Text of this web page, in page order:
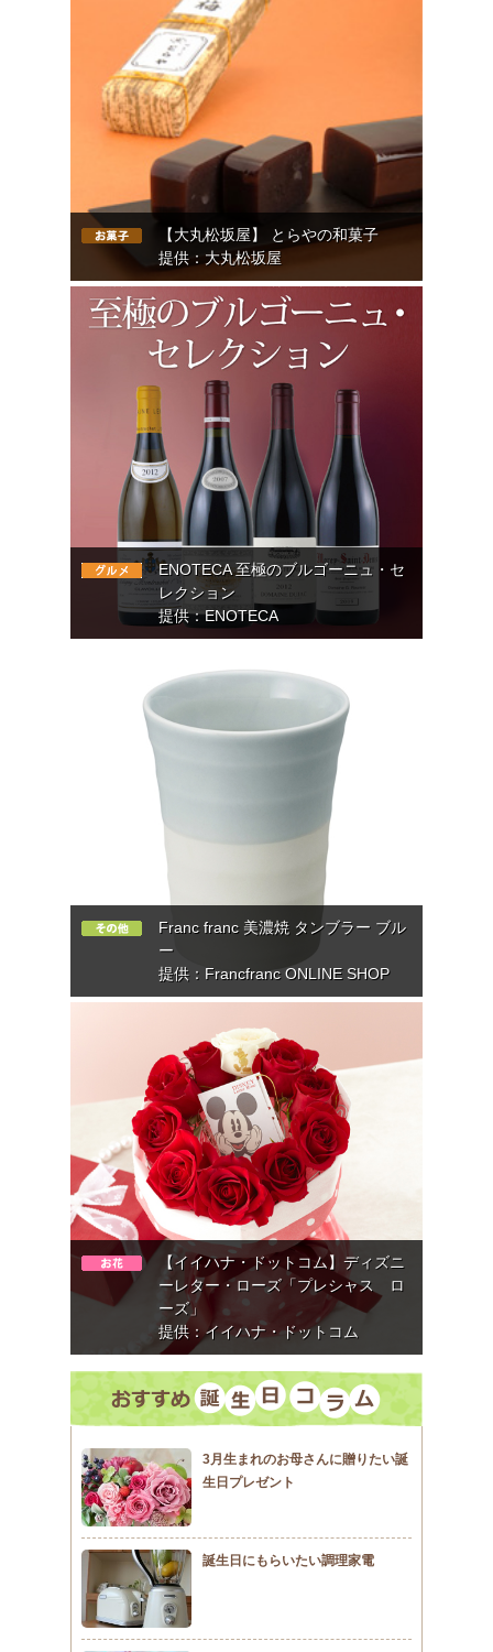
【大丸松坂屋】 とらやの和菓子
提供：大丸松坂屋
ENOTECA 至極のブルゴーニュ・セ
レクション
提供：ENOTECA
Franc franc 美濃焼 タンブラー ブル
ー
提供：Francfranc ONLINE SHOP
【イイハナ・ドットコム】ディズニ
ーレター・ローズ「プレシャス ロ
ーズ」
提供：イイハナ・ドットコム
3月生まれのお母さんに贈りたい誕
生日プレゼント
誕生日にもらいたい調理家電